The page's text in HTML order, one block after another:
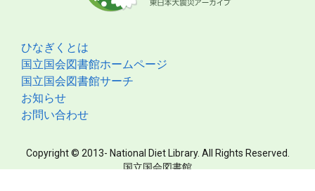
ひなぎくとは
国立国会図書館ホームページ
国立国会図書館サーチ
お知らせ
お問い合わせ
Copyright © 2013- National Diet Library. All Rights Reserved.